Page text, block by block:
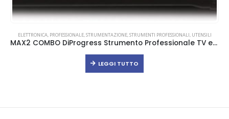
ELETTRONICA, PROFESSIONALE,STRUMENTAZIONE,STRUMENTI PROFESSIONALI, UTENSILI
MAX2 COMBO DiProgress Strumento Professionale TV e SAT
LEGGI TUTTO